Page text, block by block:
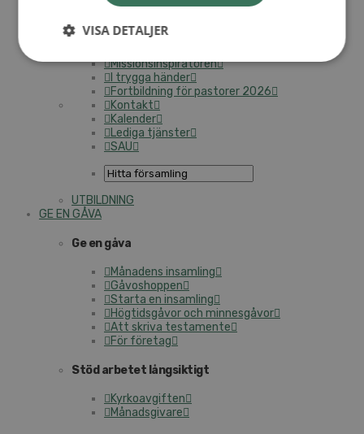
Missionsinspiratören
I trygga händer
Fortbildning för pastorer 2026
Kontakt
Kalender
Lediga tjänster
SAU
UTBILDNING
GE EN GÅVA
Ge en gåva
Månadens insamling
Gåvoshoppen
Starta en insamling
Högtidsgåvor och minnesgåvor
Att skriva testamente
För företag
Stöd arbetet långsiktigt
Kyrkoavgiften
Månadsgivare
VISA DETALJER